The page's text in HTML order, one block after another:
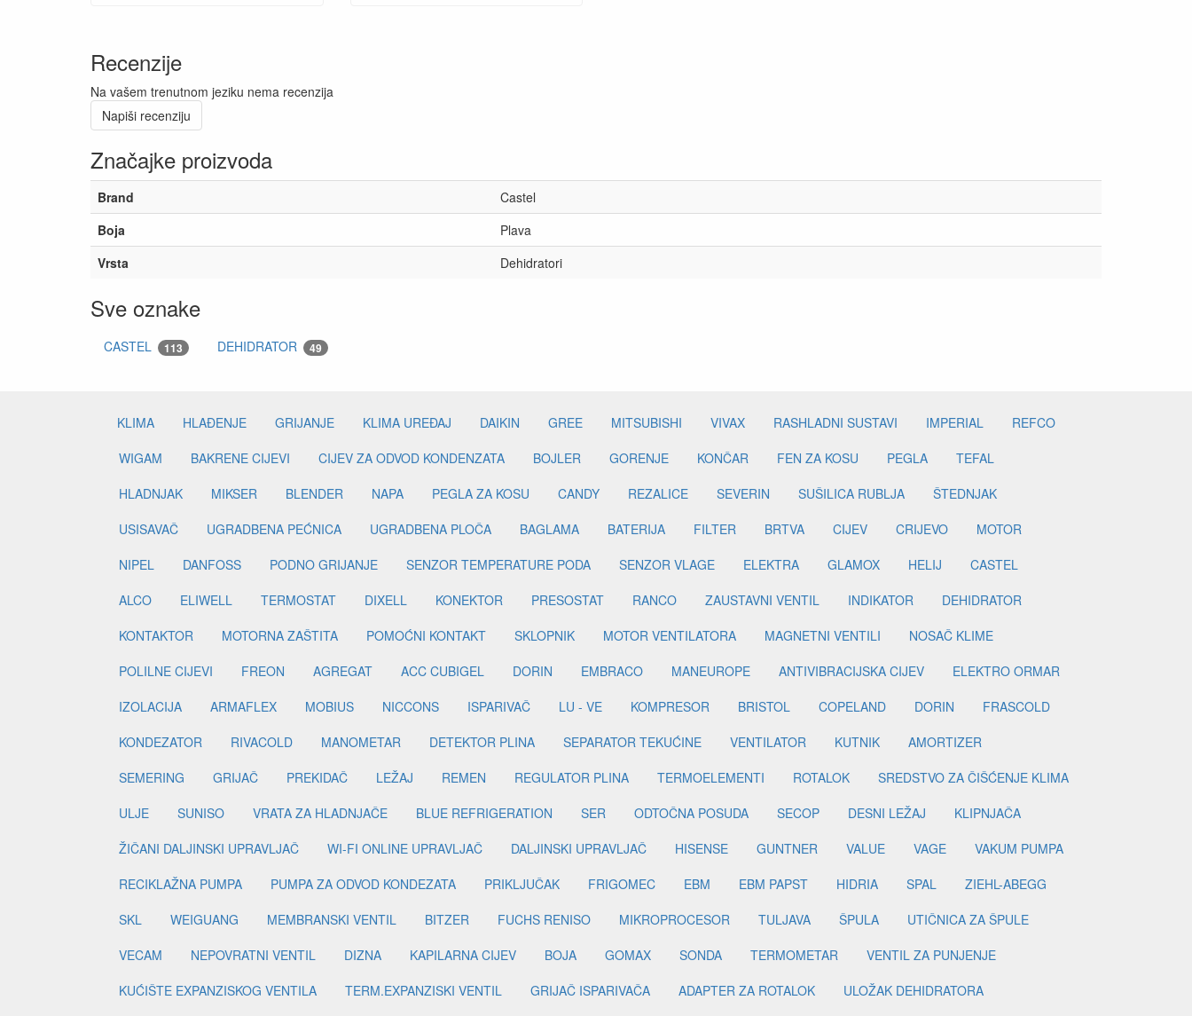
Recenzije
Na vašem trenutnom jeziku nema recenzija
Napiši recenziju
Značajke proizvoda
Brand
Castel
Boja
Plava
Vrsta
Dehidratori
Sve oznake
CASTEL 113 DEHIDRATOR 49
KLIMA HLAĐENJE GRIJANJE KLIMA UREĐAJ DAIKIN GREE MITSUBISHI VIVAX RASHLADNI SUSTAVI IMPERIAL
REFCO
WIGAM
BAKRENE CIJEVI CIJEV ZA ODVOD KONDENZATA BOJLER GORENJE KONČAR FEN ZA KOSU PEGLA
TEFAL
HLADNJAK
MIKSER BLENDER NAPA PEGLA ZA KOSU CANDY REZALICE SEVERIN SUŠILICA RUBLJA
ŠTEDNJAK
USISAVAČ
UGRADBENA PEĆNICA UGRADBENA PLOČA BAGLAMA BATERIJA FILTER BRTVA CIJEV CRIJEVO
MOTOR
NIPEL
DANFOSS PODNO GRIJANJE SENZOR TEMPERATURE PODA SENZOR VLAGE ELEKTRA GLAMOX HELIJ
CASTEL
ALCO
ELIWELL TERMOSTAT DIXELL KONEKTOR PRESOSTAT RANCO ZAUSTAVNI VENTIL INDIKATOR
DEHIDRATOR
KONTAKTOR
MOTORNA ZAŠTITA POMOĆNI KONTAKT SKLOPNIK MOTOR VENTILATORA MAGNETNI VENTILI
NOSAČ KLIME
POLILNE CIJEVI
FREON AGREGAT ACC CUBIGEL DORIN EMBRACO MANEUROPE ANTIVIBRACIJSKA CIJEV
ELEKTRO ORMAR
IZOLACIJA
ARMAFLEX MOBIUS NICCONS ISPARIVAČ LU - VE KOMPRESOR BRISTOL COPELAND DORIN
FRASCOLD
KONDEZATOR
RIVACOLD MANOMETAR DETEKTOR PLINA SEPARATOR TEKUĆINE VENTILATOR KUTNIK
AMORTIZER
SEMERING
GRIJAČ PREKIDAČ LEŽAJ REMEN REGULATOR PLINA TERMOELEMENTI ROTALOK
SREDSTVO ZA ČIŠĆENJE KLIMA
ULJE
SUNISO VRATA ZA HLADNJAČE BLUE REFRIGERATION SER ODTOČNA POSUDA SECOP DESNI LEŽAJ
KLIPNJAČA
ŽIČANI DALJINSKI UPRAVLJAČ
WI-FI ONLINE UPRAVLJAČ DALJINSKI UPRAVLJAČ HISENSE GUNTNER VALUE VAGE
VAKUM PUMPA
RECIKLAŽNA PUMPA
PUMPA ZA ODVOD KONDEZATA PRIKLJUČAK FRIGOMEC EBM EBM PAPST HIDRIA SPAL
ZIEHL-ABEGG
SKL
WEIGUANG MEMBRANSKI VENTIL BITZER FUCHS RENISO MIKROPROCESOR TULJAVA ŠPULA
UTIČNICA ZA ŠPULE
VECAM
NEPOVRATNI VENTIL DIZNA KAPILARNA CIJEV BOJA GOMAX SONDA TERMOMETAR
VENTIL ZA PUNJENJE
KUĆIŠTE EXPANZISKOG VENTILA
TERM.EXPANZISKI VENTIL GRIJAČ ISPARIVAČA ADAPTER ZA ROTALOK
ULOŽAK DEHIDRATORA